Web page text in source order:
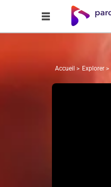
Accueil Explorer